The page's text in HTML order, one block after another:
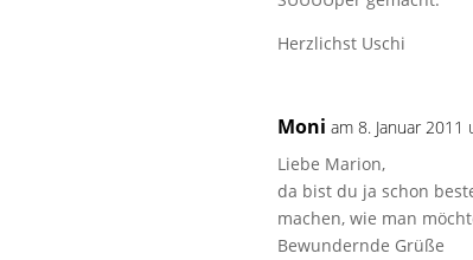
Herzlichst Uschi
Moni am 8. Januar 2011
Liebe Marion,
da bist du ja schon
machen, wie man
Bewundernde Grüße